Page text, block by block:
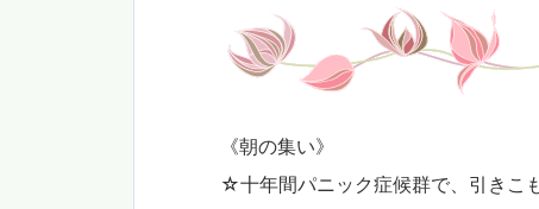
《朝の集い》
☆十年間パニック症候群で、引きこ